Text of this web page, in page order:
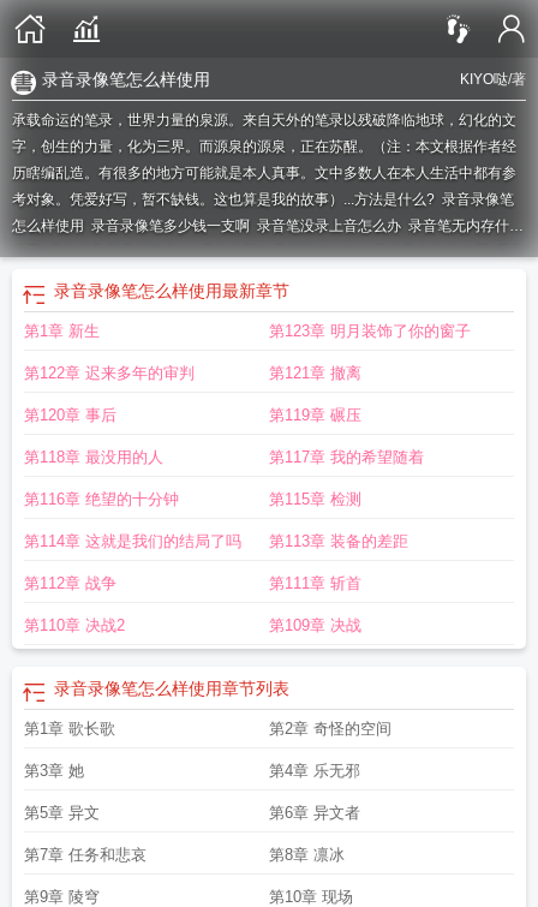
KIYO哒/著
录音录像笔怎么样使用
承载命运的笔录，世界力量的泉源。来自天外的笔录以残破降临地球，幻化的文
字，创生的力量，化为三界。而源泉的源泉，正在苏醒。（注：本文根据作者经
历瞎编乱造。有很多的地方可能就是本人真事。文中多数人在本人生活中都有参
考对象。凭爱好写，暂不缺钱。这也算是我的故事）...方法是什么? 录音录像笔
怎么样使用 录音录像笔多少钱一支啊 录音笔没录上音怎么办 录音笔无内存什么
意思录音笔录完显示无文件录音笔只能录三秒怎么办?录音录像笔怎么用录音
录像笔怎样使用
录笔录是什么意思 录音笔如果录着录着没有电会保存吗
录音录像
样没有笔录 录音笔有录像功能吗没有录像的笔录有效吗
常吗
录音笔无内存是什么意思 没有录像的笔录算证据吗
录无的第三笔是什么 录笔录不能带手机吗
录音录像笔怎么样使用最新章节
第1章 新生 第123章 明月装饰了你的窗子
第122章 迟来多年的审判 第121章 撤离
第120章 事后 第119章 碾压
第118章 最没用的人 第117章 我的希望随着
第116章 绝望的十分钟 第115章 检测
第114章 这就是我们的结局了吗 第113章 装备的差距
第112章 战争 第111章 斩首
第110章 决战2 第109章 决战
录音录像笔怎么样使用章节列表
第1章 歌长歌 第2章 奇怪的空间
第3章 她 第4章 乐无邪
第5章 异文 第6章 异文者
第7章 任务和悲哀 第8章 凛冰
第9章 陵穹 第10章 现场